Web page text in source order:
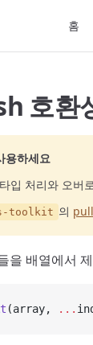
홈
호환
용하세요
입 처리와 오버
toolkit 의
을 배열에서
(array, ...